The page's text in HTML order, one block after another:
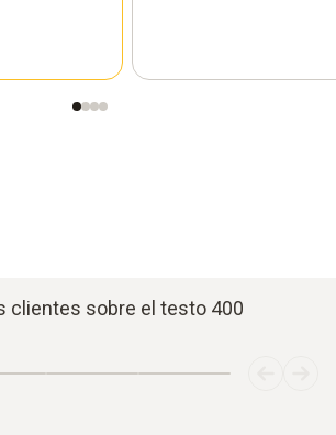
clientes sobre el testo 400